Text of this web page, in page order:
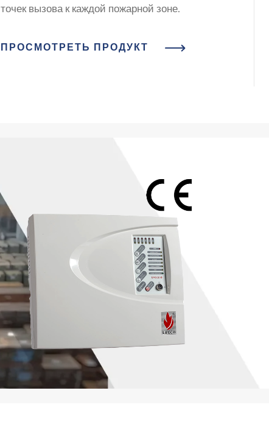
точек вызова к каждой пожарной зоне.
ПРОСМОТРЕТЬ ПРОДУКТ